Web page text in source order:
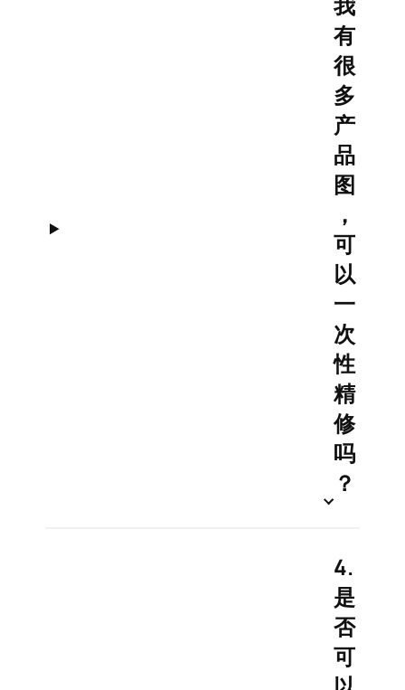
有
很
多
产
品
图
，
可
以
一
次
性
精
修
吗
？
4.
是
否
可